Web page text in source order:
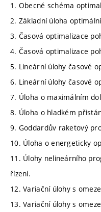
1. Obecné schéma
2. Základní úloha
3. Časová optimalizace
4. Časová optimalizace
5. Lineární úlohy časové
6. Lineární úlohy časové
7. Úloha o maximálním
8. Úloha o hladkém
9. Goddardův raketový
10. Úloha o energeticky
11. Úlohy nelineárního
řízení.
12. Variační úlohy s
13. Variační úlohy s